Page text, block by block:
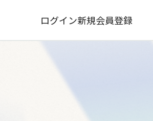
ログイン新規会員登録